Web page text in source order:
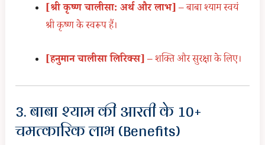
[श्री कृष्ण चालीसा: अर्थ और लाभ]– बाबा श्याम स्वयं
श्री कृष्ण के स्वरूप हैं।
[हनुमान चालीसा लिरिक्स]– शक्ति और सुरक्षा के लिए।
3. बाबा श्याम की आरती के 10+
चमत्कारिक लाभ (Benefits)